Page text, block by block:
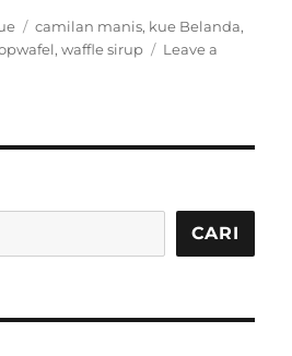
Tags
camilan manis, kue Belanda,
,waffle sirup
Leave a
CARI